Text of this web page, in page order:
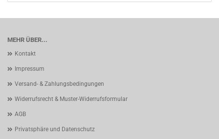
MEHR ÜBER...
Kontakt
Impressum
Versand- & Zahlungsbedingungen
Widerrufsrecht & Muster-Widerrufsformular
AGB
Privatsphäre und Datenschutz